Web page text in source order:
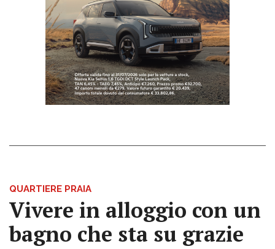
QUARTIERE PRAIA
Vivere in alloggio con un
bagno che sta su grazie